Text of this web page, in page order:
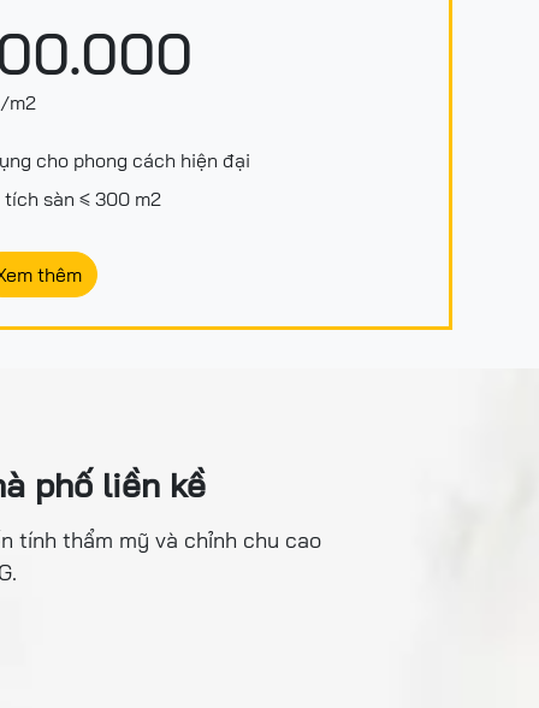
m2
cho phong cách hiện đại
tích sàn ≤ 300 m2
thêm
phố liền kề
tính thẩm mỹ và chỉnh chu cao